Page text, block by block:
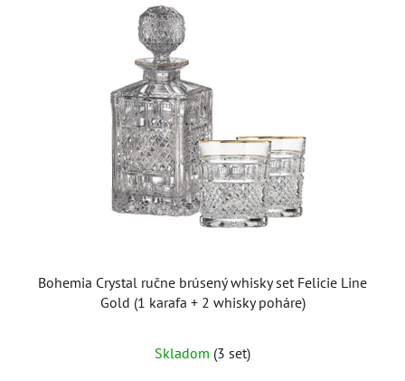
Bohemia Crystal ručne brúsený whisky set Felicie Line
Gold (1 karafa + 2 whisky poháre)
Skladom (3 set)